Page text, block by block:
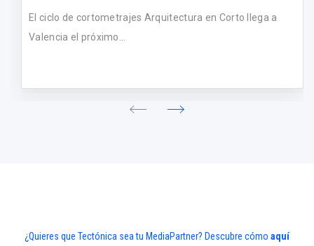
El ciclo de cortometrajes Arquitectura en Corto llega a
Valencia el próximo...
¿Quieres que Tectónica sea tu MediaPartner? Descubre cómo aquí